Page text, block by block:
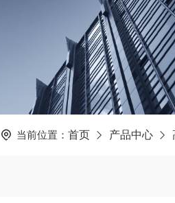
当前位置： 首页 产品中心